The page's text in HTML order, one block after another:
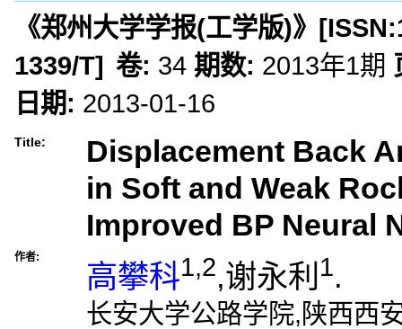
《郑州大学学报(工学版)》 [ISSN:
1339/T] 卷: 34 期数: 2013年1期
日期: 2013-01-16
Title:
Displacement Back
in Soft and Weak
Improved BP Neural
作者:
高攀科1,2,谢永利 1.
长安大学公路学院,陕西西